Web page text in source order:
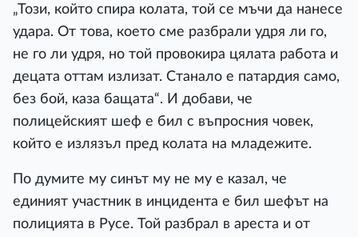
„Този, който спира колата, той се мъчи да нанесе
удара. От това, което сме разбрали удря ли го,
не го ли удря, но той провокира цялата работа и
децата оттам излизат. Станало е патардия само,
без бой, каза бащата“. И добави, че
полицейският шеф е бил с въпросния човек,
който е излязъл пред колата на младежите.
По думите му синът му не му е казал, че
единият участник в инцидента е бил шефът на
полицията в Русе. Той разбрал в ареста и от